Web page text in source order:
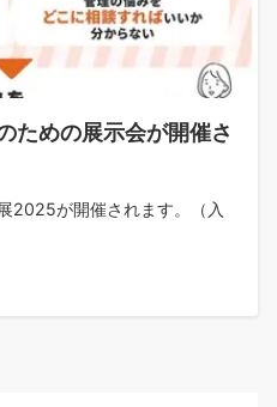
ための展示会が開催さ
2025が開催されます。（入